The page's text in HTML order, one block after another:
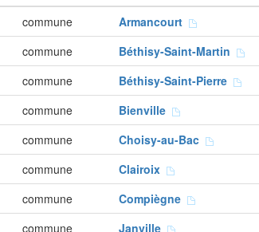
commune Armancourt
commune Béthisy-Saint-Martin
commune Béthisy-Saint-Pierre
commune Bienville
commune Choisy-au-Bac
commune Clairoix
commune Compiègne
commune Janville